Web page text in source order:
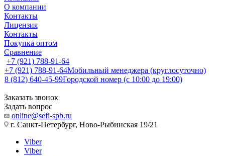
О компании
Контакты
Лицензия
Контакты
Покупка оптом
Сравнение
+7 (921) 788-91-64
+7 (921) 788-91-64Мобильный менеджера (круглосуточно)
8 (812) 640-45-99Городской номер (с 10:00 до 19:00)
Заказать звонок
Задать вопрос
online@sefi-spb.ru
г. Санкт-Петербург, Ново-Рыбинская 19/21
Viber
Viber